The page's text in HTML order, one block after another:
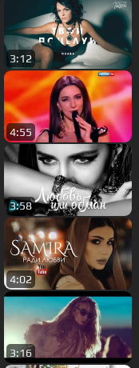
3:12
4:55
3:58
4:02
3:16